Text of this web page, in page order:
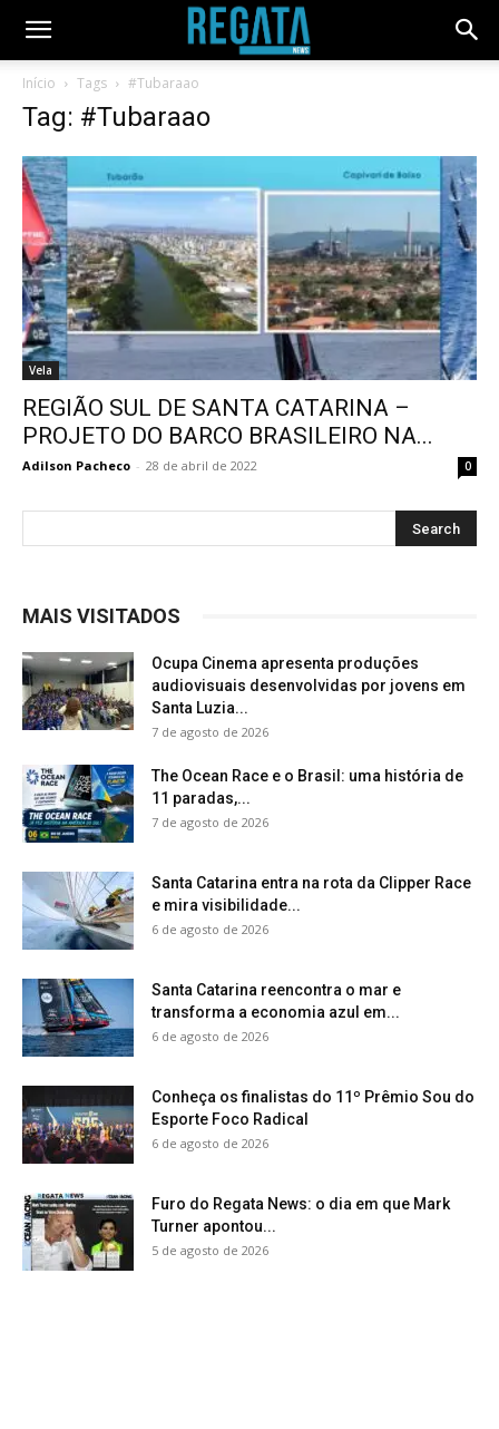
Início Tags #Tubaraao
Tag: #Tubaraao
Vela
REGIÃO SUL DE SANTA CATARINA –
PROJETO DO BARCO BRASILEIRO NA...
Adilson Pacheco - 28 de abril de 2022 0
MAIS VISITADOS
Ocupa Cinema apresenta produções
audiovisuais desenvolvidas por jovens em
Santa Luzia...
7 de agosto de 2026
The Ocean Race e o Brasil: uma história de
11 paradas,...
7 de agosto de 2026
Santa Catarina entra na rota da Clipper Race
e mira visibilidade...
6 de agosto de 2026
Santa Catarina reencontra o mar e
transforma a economia azul em...
6 de agosto de 2026
Conheça os finalistas do 11º Prêmio Sou do
Esporte Foco Radical
6 de agosto de 2026
Furo do Regata News: o dia em que Mark
Turner apontou...
5 de agosto de 2026